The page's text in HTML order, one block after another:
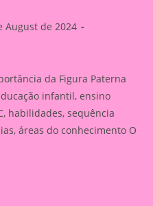
August de 2024
da Figura Paterna
infantil, ensino
habilidades, sequência
áreas do conhecimento O